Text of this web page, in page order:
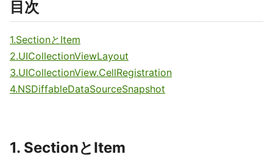
目次
1.SectionとItem
2.UICollectionViewLayout
3.UICollectionView.CellRegistration
4.NSDiffableDataSourceSnapshot
1. SectionとItem